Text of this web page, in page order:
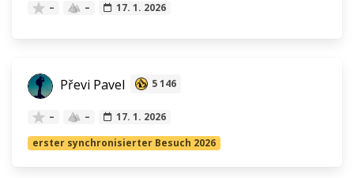
– – 17. 1. 2026
Převi Pavel 5 146
– –
17. 1. 2026
erster synchronisierter Besuch 2026